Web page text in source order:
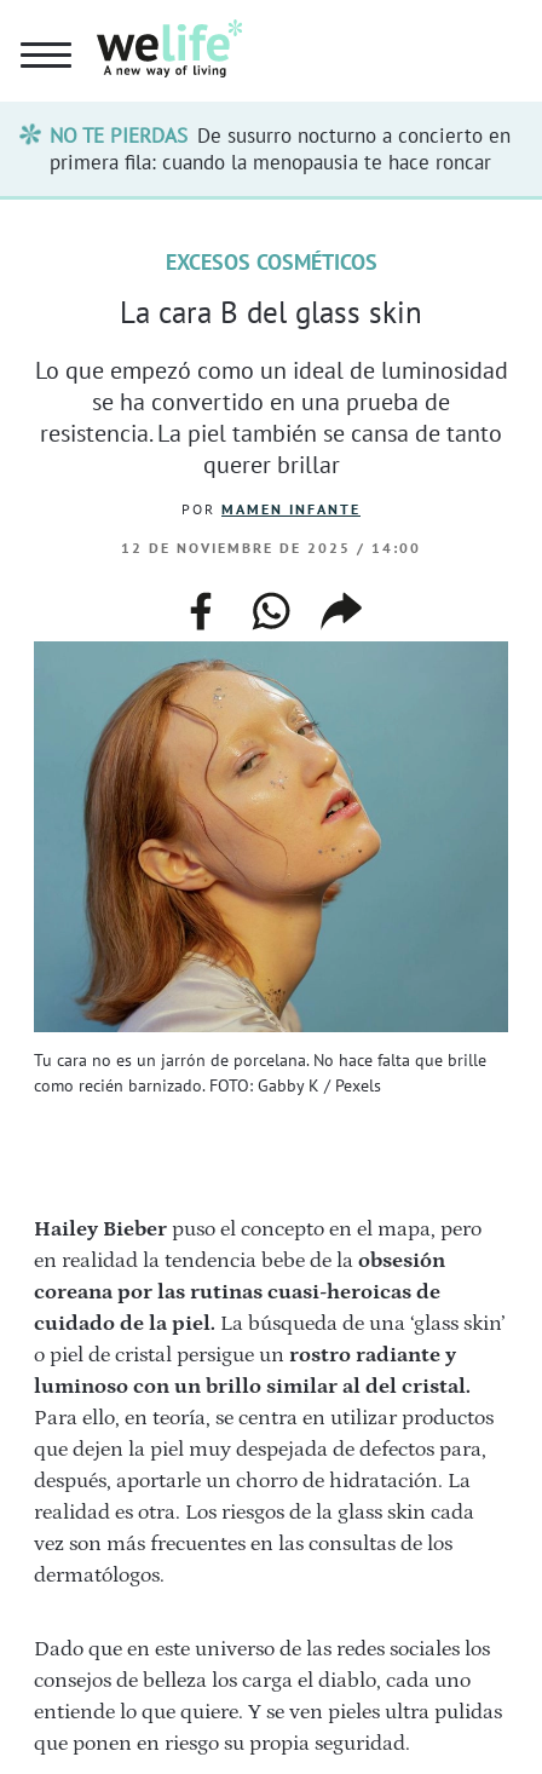
NO TE PIERDAS De susurro nocturno a concierto en
primera fila: cuando la menopausia te hace roncar
Tu cara no es un jarrón de porcelana. No hace falta que brille
como recién barnizado. FOTO: Gabby K / Pexels
EXCESOS COSMÉTICOS
La cara B del glass skin
Lo que empezó como un ideal de luminosidad
se ha convertido en una prueba de
resistencia. La piel también se cansa de tanto
querer brillar
POR MAMEN INFANTE
12 DE NOVIEMBRE DE 2025 / 14:00
facebookwhatsappcompartir
enlace
Hailey Bieber puso el concepto en el mapa, pero
en realidad la tendencia bebe de la obsesión
coreana por las rutinas cuasi-heroicas de
cuidado de la piel. La búsqueda de una ‘glass skin’
o piel de cristal persigue un rostro radiante y
luminoso con un brillo similar al del cristal.
Para ello, en teoría, se centra en utilizar productos
que dejen la piel muy despejada de defectos para,
después, aportarle un chorro de hidratación. La
realidad es otra. Los riesgos de la glass skin cada
vez son más frecuentes en las consultas de los
dermatólogos.
Dado que en este universo de las redes sociales los
consejos de belleza los carga el diablo, cada uno
entiende lo que quiere. Y se ven pieles ultra pulidas
que ponen en riesgo su propia seguridad.